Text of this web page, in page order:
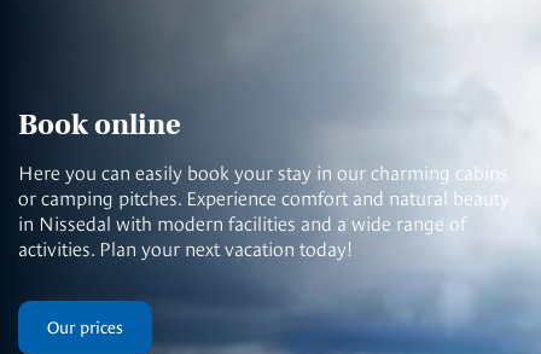
Book online
Here you can easily book your stay in our charming cabins
or camping pitches. Experience comfort and natural beauty
in Nissedal with modern facilities and a wide range of
activities. Plan your next vacation today!
Our prices